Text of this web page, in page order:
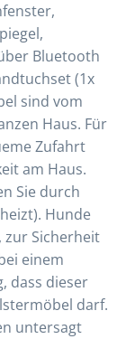
Bluetooth
(1x
sind vom
Haus. Für
Zufahrt
am Haus.
Sie durch
Hunde
zur Sicherheit
einem
dass dieser
darf.
untersagt